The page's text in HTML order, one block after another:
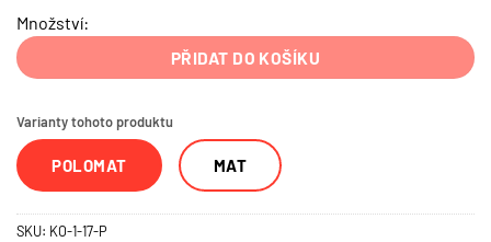
Množství:
PŘIDAT DO KOŠÍKU
Varianty tohoto produktu
POLOMAT MAT
SKU: KO-1-17-P